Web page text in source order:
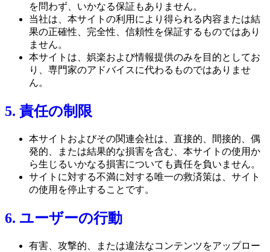
を問わず、いかなる保証もありません。
当社は、本サイトの利用により得られる内容または結
果の正確性、完全性、信頼性を保証するものではあり
ません。
本サイトは、娯楽および情報提供のみを目的としてお
り、専門家のアドバイスに代わるものではありませ
ん。
5. 責任の制限
本サイトおよびその関連会社は、直接的、間接的、偶
発的、または結果的な損害を含む、本サイトの使用か
ら生じるいかなる損害についても責任を負いません。
サイトに対する不満に対する唯一の救済策は、サイト
の使用を停止することです。
6. ユーザーの行動
有害、攻撃的、または違法なコンテンツをアップロー